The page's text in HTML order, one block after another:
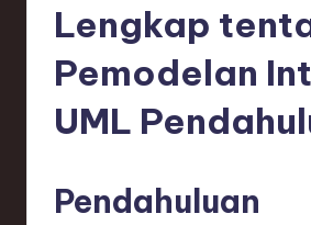
si
Lengkap
Pemodelan
UML
Pendahuluan